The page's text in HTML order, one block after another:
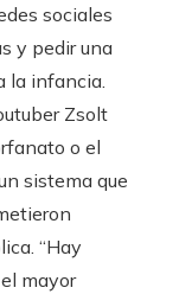
sociales
y pedir una
la infancia.
Zsolt
o el
sistema que
“Hay
mayor